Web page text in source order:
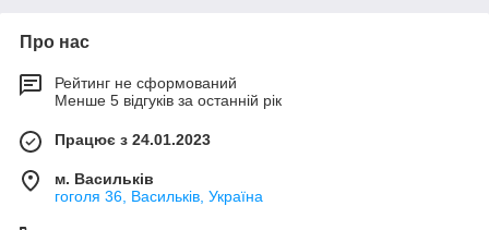
Про нас
Рейтинг не сформований
Менше 5 відгуків за останній рік
Працює з 24.01.2023
м. Васильків
гоголя 36, Васильків, Україна